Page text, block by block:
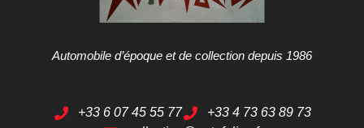
Automobile d’époque et de collection depuis 1986
+33 6 07 45 55 77
+33 4 73 63 89 73